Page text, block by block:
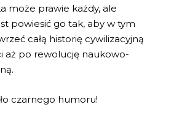
może prawie każdy, ale
powiesić go tak, aby w tym
całą historię cywilizacyjną
aż po rewolucję naukowo-
czarnego humoru!